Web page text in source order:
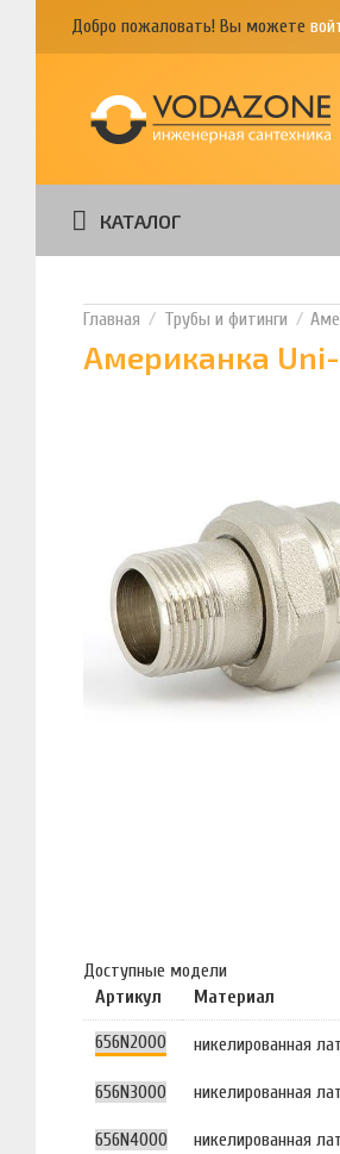
Добро пожаловать! Вы можете
КАТАЛОГ
Трубы и фитинги
Американка
Доступные модели
Артикул
Материал
656N2000 никелированная
656N3000 никелированная
656N4000 никелированная